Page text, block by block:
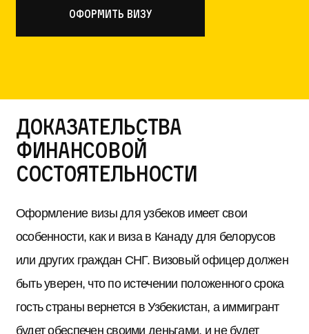
оформить визу
Доказательства
финансовой
состоятельности
Оформление визы для узбеков имеет свои
особенности, как и виза в Канаду для белорусов
или других граждан СНГ. Визовый офицер должен
быть уверен, что по истечении положенного срока
гость страны вернется в Узбекистан, а иммигрант
будет обеспечен своими деньгами, и не будет